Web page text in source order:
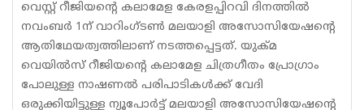
വെസ്റ്റ് റീജിയന്റെ കലാമേള കേരളപ്പിറവി ദിനത്തില്‍
നവംബര്‍ 1ന് വാറിംഗ്ടണ്‍ മലയാളി അസോസിയേഷന്റെ
ആതിഥേയത്വത്തിലാണ് നടത്തപ്പെട്ടത്. യുക്മ
വെയില്‍സ് റീജിയന്റെ കലാമേള ചിത്രഗീതം പ്രോഗ്രാം
പോലുള്ള നാഷണല്‍ പരിപാടികള്‍ക്ക് വേദി
ഒരുക്കിയിട്ടുള്ള ന്യൂപോര്‍ട്ട് മലയാളി അസോസിയേഷന്റെ